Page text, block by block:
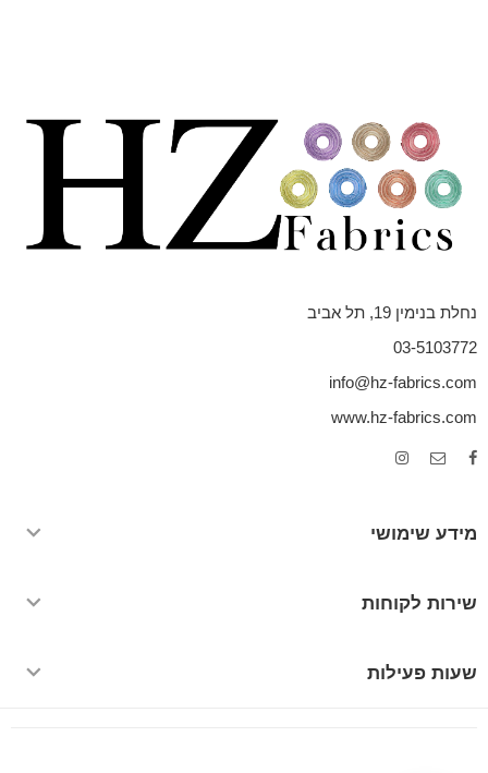
נחלת בנימין 19, תל אביב
03-5103772
info@hz-fabrics.com
www.hz-fabrics.com
מידע שימושי
שירות לקוחות
שעות פעילות